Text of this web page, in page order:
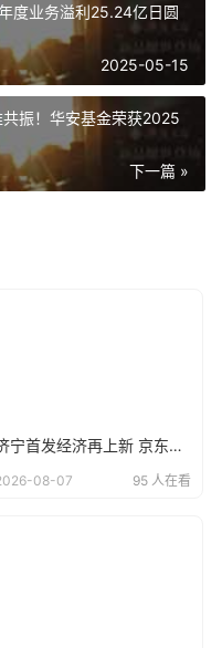
度业务溢利25.24亿日圆
2025-05-15
振！华安基金荣获2025
下一篇 »
济宁首发经济再上新 京东电器自营大店开业
08-07 95 人在看